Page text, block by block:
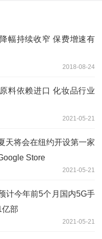
幅持续收窄 保费增速有
2018-08-24
料依赖进口 化妆品行业
2021-05-21
天将会在纽约开设第一家
Store
2021-05-21
计今年前5个月国内5G手
亿部
2021-05-21